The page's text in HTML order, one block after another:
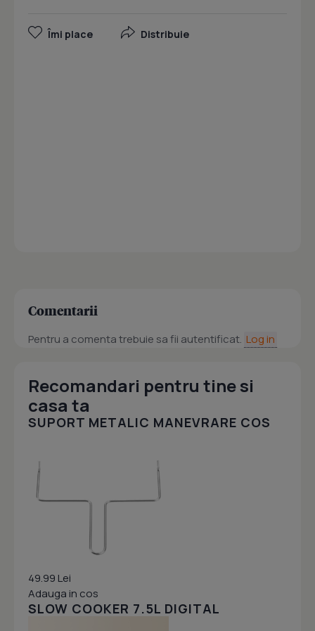
Îmi place Distribuie
Comentarii
Pentru a comenta trebuie sa fii autentificat. Log in
Recomandari pentru tine si
casa ta
SUPORT METALIC MANEVRARE COS
49.99 Lei
Adauga in cos
SLOW COOKER 7.5L DIGITAL